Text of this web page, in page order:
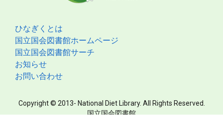
ひなぎくとは
国立国会図書館ホームページ
国立国会図書館サーチ
お知らせ
お問い合わせ
Copyright © 2013- National Diet Library. All Rights Reserved.